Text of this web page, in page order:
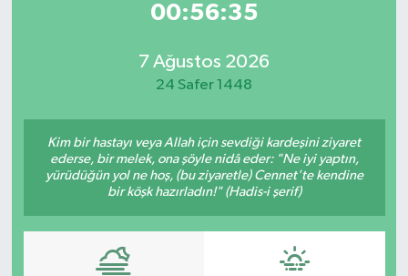
00:56:35
7 Ağustos 2026
24 Safer 1448
Kim bir hastayı veya Allah için sevdiği kardeşini ziyaret
ederse, bir melek, ona şöyle nidâ eder: "Ne iyi yaptın,
yürüdüğün yol ne hoş, (bu ziyaretle) Cennet'te kendine
bir köşk hazırladın!" (Hadis-i şerif)